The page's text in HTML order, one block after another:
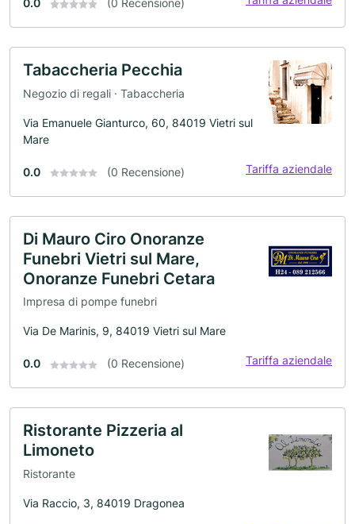
0.0 (0 Recensione)
Tabaccheria Pecchia
Negozio di regali · Tabaccheria
Via Emanuele Gianturco, 60, 84019 Vietri sul
Mare
0.0 (0 Recensione) Tariffa aziendale
Di Mauro Ciro Onoranze
Funebri Vietri sul Mare,
Onoranze Funebri Cetara
Impresa di pompe funebri
Via De Marinis, 9, 84019 Vietri sul Mare
0.0 (0 Recensione) Tariffa aziendale
Ristorante Pizzeria al
Limoneto
Ristorante
Via Raccio, 3, 84019 Dragonea